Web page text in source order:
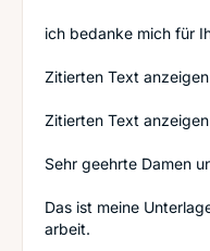
ich bedanke mich für
Zitierten Text anzeigen
Zitierten Text anzeigen
Sehr geehrte Damen
Das ist meine
arbeit.